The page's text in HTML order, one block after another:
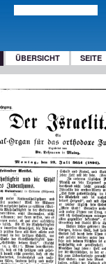
ÜBERSICHT SEITE